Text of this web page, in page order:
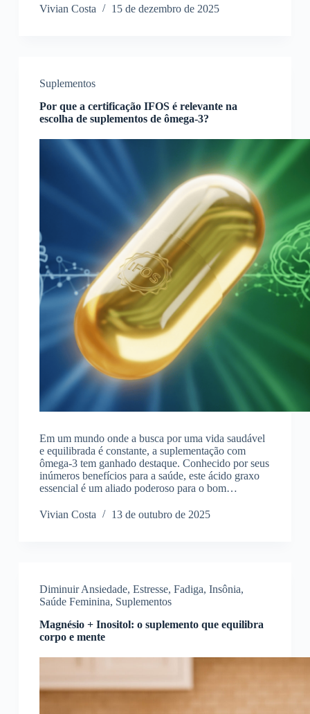
Vivian Costa 15 de dezembro de 2025
Suplementos
Por que a certificação IFOS é relevante na
escolha de suplementos de ômega-3?
Em um mundo onde a busca por uma vida saudável
e equilibrada é constante, a suplementação com
ômega-3 tem ganhado destaque. Conhecido por seus
inúmeros benefícios para a saúde, este ácido graxo
essencial é um aliado poderoso para o bom…
Vivian Costa 13 de outubro de 2025
Diminuir Ansiedade, Estresse, Fadiga, Insônia,
Saúde Feminina, Suplementos
Magnésio + Inositol: o suplemento que equilibra
corpo e mente